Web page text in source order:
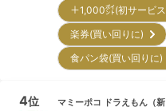
＋1,000㌽(初サービ
楽券(買い回りに)
食パン袋(買い回り
4位 マミーポコ ドラえもん （新